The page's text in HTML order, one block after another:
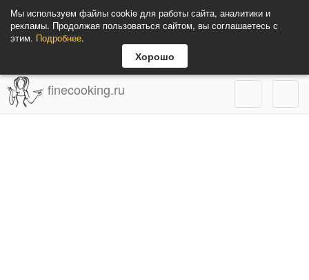
Мы используем файлы cookie для работы сайта, аналитики и
рекламы. Продолжая пользоваться сайтом, вы соглашаетесь с
этим. Подробнее.
Хорошо
finecooking.ru